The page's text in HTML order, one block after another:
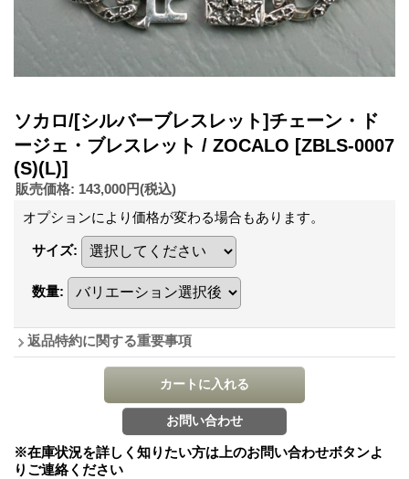
ソカロ/[シルバーブレスレット]チェーン・ド
ージェ・ブレスレット / ZOCALO [ZBLS-0007
(S)(L)]
販売価格: 143,000円(税込)
オプションにより価格が変わる場合もあります。
サイズ:
数量:
返品特約に関する重要事項
※在庫状況を詳しく知りたい方は上のお問い合わせボタンよ
りご連絡ください